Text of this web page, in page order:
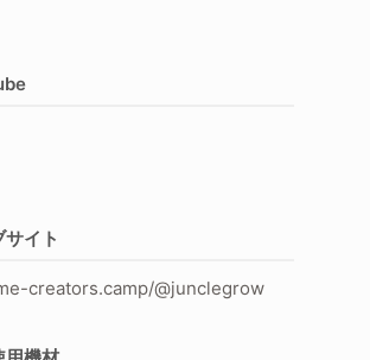
イト
creators.camp/@junclegrow